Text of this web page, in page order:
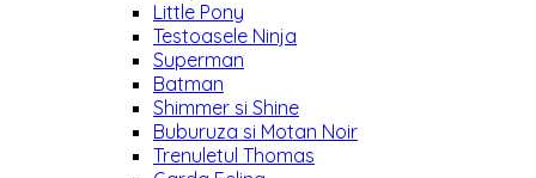
Little Pony
Testoasele Ninja
Superman
Batman
Shimmer si Shine
Buburuza si Motan Noir
Trenuletul Thomas